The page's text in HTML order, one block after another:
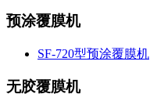
预涂覆膜机
SF-720型预涂覆膜机
无胶覆膜机